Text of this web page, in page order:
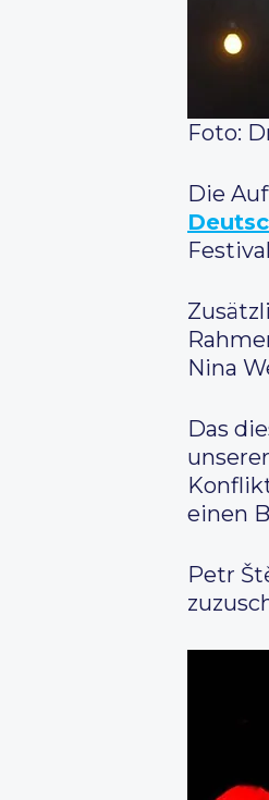
Foto:
Die
Nina
Das
einen
Petr